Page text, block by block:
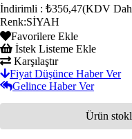
İndirimli : ₺356,47(KDV
Renk:SİYAH
Favorilere Ekle
İstek Listeme Ekle
Karşılaştır
Fiyat Düşünce Haber Ver
Gelince Haber Ver
Ürün